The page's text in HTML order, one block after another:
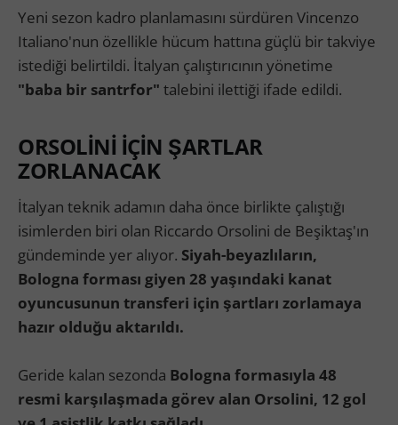
Yeni sezon kadro planlamasını sürdüren Vincenzo
Italiano'nun özellikle hücum hattına güçlü bir takviye
istediği belirtildi. İtalyan çalıştırıcının yönetime
"baba bir santrfor" talebini ilettiği ifade edildi.
ORSOLİNİ İÇİN ŞARTLAR
ZORLANACAK
İtalyan teknik adamın daha önce birlikte çalıştığı
isimlerden biri olan Riccardo Orsolini de Beşiktaş'ın
gündeminde yer alıyor. Siyah-beyazlıların,
Bologna forması giyen 28 yaşındaki kanat
oyuncusunun transferi için şartları zorlamaya
hazır olduğu aktarıldı.
Geride kalan sezonda Bologna formasıyla 48
resmi karşılaşmada görev alan Orsolini, 12 gol